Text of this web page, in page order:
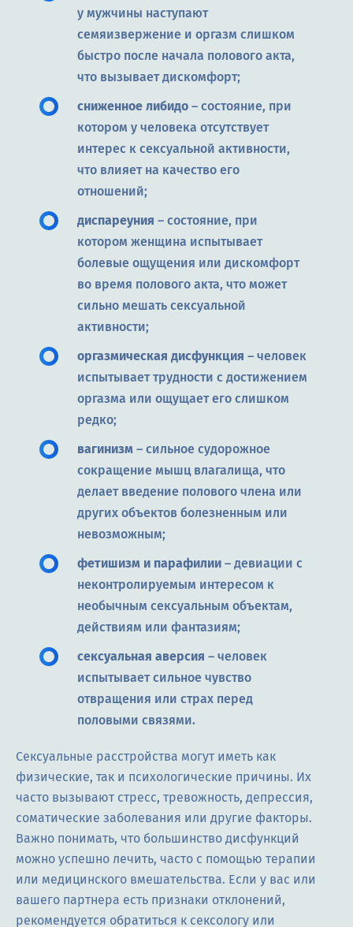
у мужчины наступают
семяизвержение и оргазм слишком
быстро после начала полового акта,
что вызывает дискомфорт;
сниженное либидо – состояние, при
котором у человека отсутствует
интерес к сексуальной активности,
что влияет на качество его
отношений;
диспареуния – состояние, при
котором женщина испытывает
болевые ощущения или дискомфорт
во время полового акта, что может
сильно мешать сексуальной
активности;
оргазмическая дисфункция – человек
испытывает трудности с достижением
оргазма или ощущает его слишком
редко;
вагинизм – сильное судорожное
сокращение мышц влагалища, что
делает введение полового члена или
других объектов болезненным или
невозможным;
фетишизм и парафилии – девиации с
неконтролируемым интересом к
необычным сексуальным объектам,
действиям или фантазиям;
сексуальная аверсия – человек
испытывает сильное чувство
отвращения или страх перед
половыми связями.
Сексуальные расстройства могут иметь как
физические, так и психологические причины. Их
часто вызывают стресс, тревожность, депрессия,
соматические заболевания или другие факторы.
Важно понимать, что большинство дисфункций
можно успешно лечить, часто с помощью терапии
или медицинского вмешательства. Если у вас или
вашего партнера есть признаки отклонений,
рекомендуется обратиться к сексологу или